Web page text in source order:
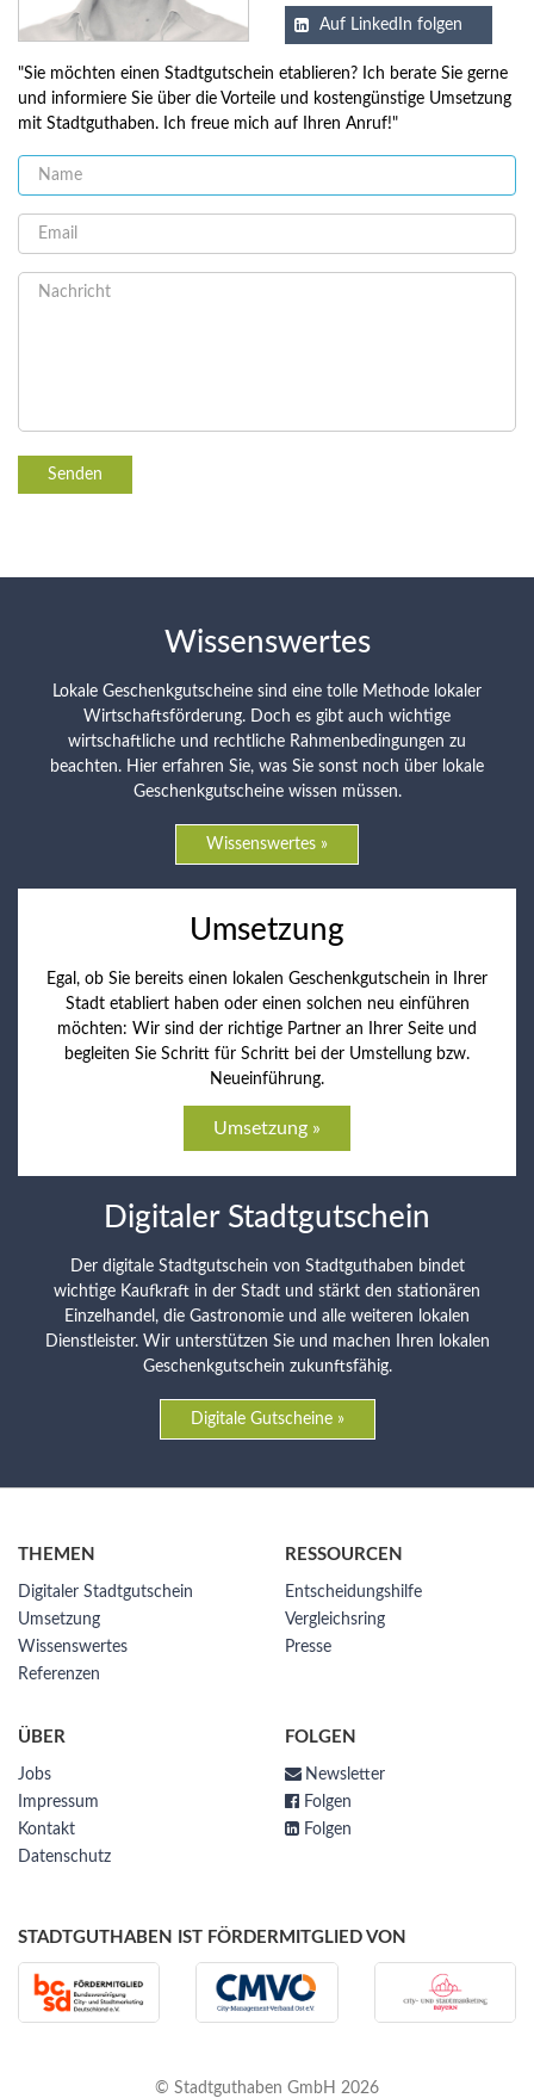
Auf LinkedIn folgen
"Sie möchten einen Stadtgutschein etablieren? Ich berate Sie gerne
und informiere Sie über die Vorteile und kostengünstige Umsetzung
mit Stadtguthaben. Ich freue mich auf Ihren Anruf!"
Senden
Wissenswertes
Lokale Geschenkgutscheine sind eine tolle Methode lokaler
Wirtschaftsförderung. Doch es gibt auch wichtige
wirtschaftliche und rechtliche Rahmenbedingungen zu
beachten. Hier erfahren Sie, was Sie sonst noch über lokale
Geschenkgutscheine wissen müssen.
Wissenswertes »
Umsetzung
Egal, ob Sie bereits einen lokalen Geschenkgutschein in Ihrer
Stadt etabliert haben oder einen solchen neu einführen
möchten: Wir sind der richtige Partner an Ihrer Seite und
begleiten Sie Schritt für Schritt bei der Umstellung bzw.
Neueinführung.
Umsetzung »
Digitaler Stadtgutschein
Der digitale Stadtgutschein von Stadtguthaben bindet
wichtige Kaufkraft in der Stadt und stärkt den stationären
Einzelhandel, die Gastronomie und alle weiteren lokalen
Dienstleister. Wir unterstützen Sie und machen Ihren lokalen
Geschenkgutschein zukunftsfähig.
Digitale Gutscheine »
THEMEN
Digitaler Stadtgutschein
Umsetzung
Wissenswertes
Referenzen
RESSOURCEN
Entscheidungshilfe
Vergleichsring
Presse
ÜBER
Jobs
Impressum
Kontakt
Datenschutz
FOLGEN
Newsletter
Folgen
Folgen
STADTGUTHABEN IST FÖRDERMITGLIED VON
© Stadtguthaben GmbH 2026